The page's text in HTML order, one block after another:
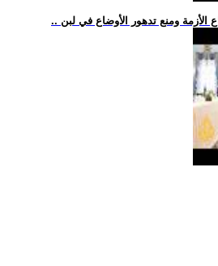
ومنع تدهور الأوضاع في لبن